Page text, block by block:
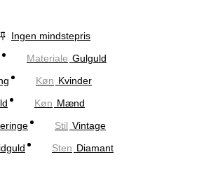
Ingen mindstepris
Materiale Gulguld
Køn Kvinder
Køn Mænd
Stil Vintage
Sten Diamant